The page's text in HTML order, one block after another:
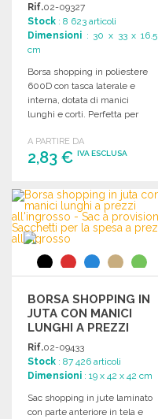
Rif.02-09327
Stock : 8 623 articoli
Dimensioni : 30 x 33 x 16.5
cm
Borsa shopping in poliestere
600D con tasca laterale e
interna, dotata di manici
lunghi e corti. Perfetta per
A PARTIRE DA
2,83 € IVA ESCLUSA
ORDINARE
Richiedi un preventivo
BORSA SHOPPING IN
JUTA CON MANICI
LUNGHI A PREZZI
ALL'INGROSSO
Rif.02-09433
Stock : 87 426 articoli
Dimensioni : 19 x 42 x 42 cm
Sac shopping in jute laminato
con parte anteriore in tela e